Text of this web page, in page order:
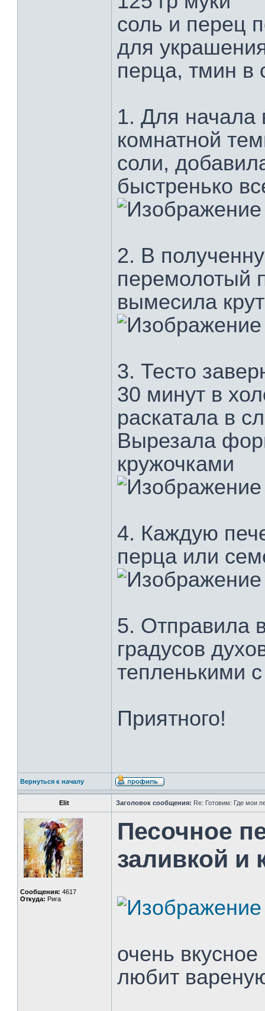
соль и перец
для
перца, тмин в
1. Для начала
комнатной
соли,
быстренько
2. В
перемолотый
вымесила
3. Тесто
30 минут в
раскатала в
Вырезала
кружочками
4. Каждую
перца или
5. Отправила
градусов
тепленькими
Приятного!
Вернуться к началу
Elit Заголовок сообщения: Re: Готовим: Где мои
Сообщения: 4617
Откуда: Рига
Песочное
заливкой и
очень
любит